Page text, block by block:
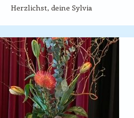
Herzlichst, deine Sylvia